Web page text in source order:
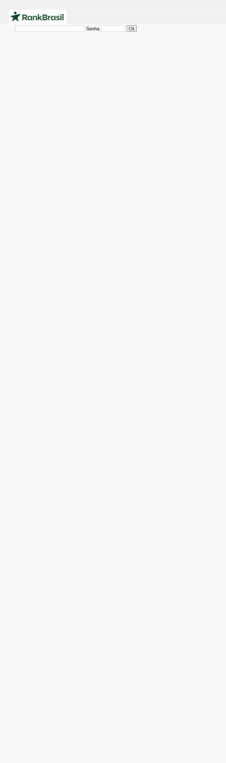
Senha